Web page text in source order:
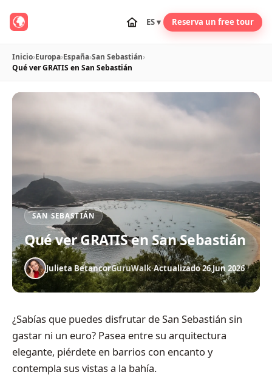
ES ▾ Reserva un free tour
Inicio›Europa›España›San Sebastián›
Qué ver GRATIS en San Sebastián
SAN SEBASTIÁN
Qué ver GRATIS en San Sebastián
Julieta BetancorGuruWalk·Actualizado 26 Jun 2026
¿Sabías que puedes disfrutar de San Sebastián sin
gastar ni un euro? Pasea entre su arquitectura
elegante, piérdete en barrios con encanto y
contempla sus vistas a la bahía.